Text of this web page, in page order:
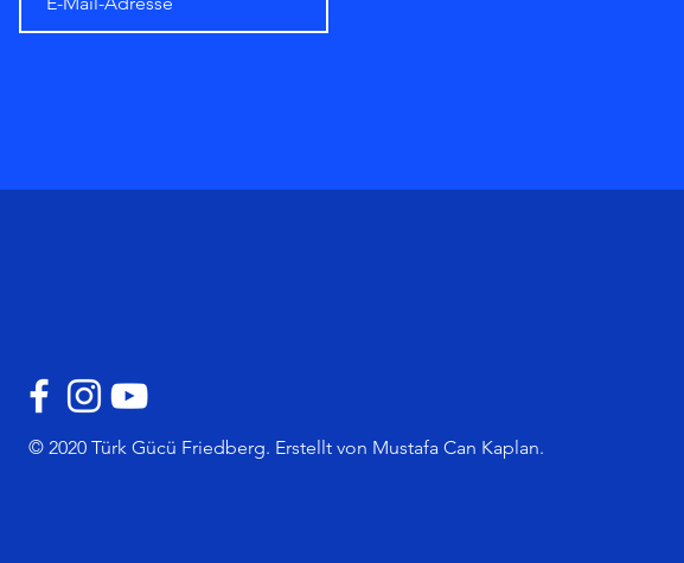
© 2020 Türk Gücü Friedberg. Erstellt von Mustafa Can Kaplan.